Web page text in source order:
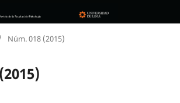
Núm. 018 (2015)